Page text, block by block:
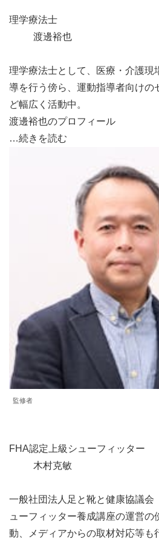
理学療法士
渡邊裕也
理学療法士として、医療・介護現
導を行う傍ら、運動指導者向けの
ど幅広く活動中。
渡邊裕也のプロフィール
…続きを読む
監修者
FHA認定上級シューフィッター
木村克敏
一般社団法人足と靴と健康協議会
ューフィッター養成講座の運営
動、メディアからの取材対応等も